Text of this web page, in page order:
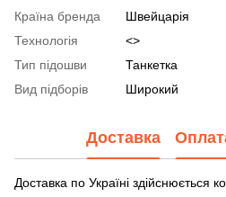
Країна бренда
Швейцарія
Технологія
<>
Тип підошви
Танкетка
Вид підборів
Широкий
Доставка
Доставка по Україні здійснюється